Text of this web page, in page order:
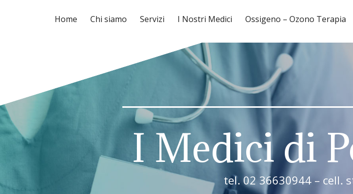
Home Chi siamo Servizi I Nostri Medici Ossigeno – Ozono Terapia
I Medici di
tel. 02 36630944 – cell.